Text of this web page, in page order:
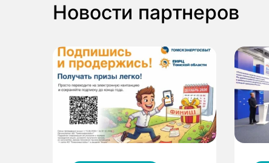
Новости партнеров